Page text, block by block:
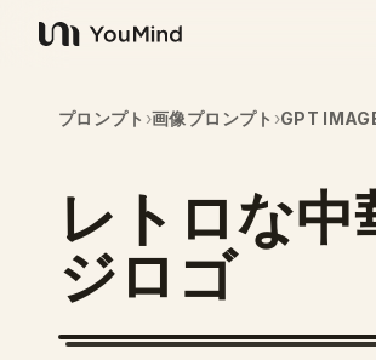
YouMind
プロンプト ›画像プロンプト ›GPT
レトロな
ジロゴ